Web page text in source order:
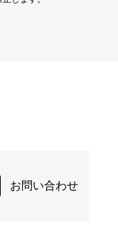
お問い合わせ